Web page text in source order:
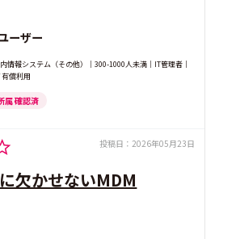
ーザー
情報システム（その他）｜300-1000人未満｜IT管理者｜
償利用
属 確認済
投稿日： 2026年05月23日
欠かせないMDM